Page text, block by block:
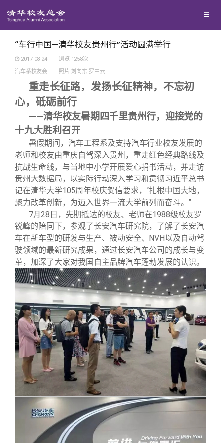
地区联络
年级联络
兴趣群体
西南联大校友会
回馈母校
捐赠项目
捐赠方法
义工计划
媒体平台
我要订阅
新媒体平台
百年清华
清华故事
青春风采
校友文苑
校友讲坛
校友视界
校友服务
终身学习
信息化服务
三创大赛
实用信息
校友总会
总会简介
会长致辞
总会章程
理事会名单
制度法规
联系我们
关闭
“车行中国—清华校友贵州行”活动圆满举行
2017-08-24 | 浏览 1258次
汽车系校友会
| 照片 刘向东 罗中云
重走长征路，发扬长征精神，不忘初
心，砥砺前行
——清华校友暑期四千里贵州行，迎接党的
十九大胜利召开
暑假期间，汽车工程系及支持汽车行业校友发展的
老师和校友由重庆自驾深入贵州，重走红色经典路线及
抗战生命线，与当地中小学开展爱心捐书活动，并走访
贵州大数据局，以实际行动深入学习和贯彻习近平总书
记在清华大学105周年校庆贺信要求，“扎根中国大地，
聚力改革创新，为迈入世界一流大学前列而奋斗。”
7月28日，先期抵达的校友、老师在1988级校友罗
锐峰的陪同下，参观了长安汽车研究院，了解了长安汽
车在新车型的研发与生产、被动安全、NVH以及自动驾
驶领域的最新研究成果，通过长安汽车公司的成长与变
革，加深了大家对我国自主品牌汽车蓬勃发展的认识。